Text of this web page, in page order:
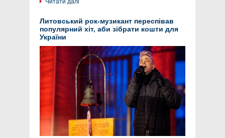
Читати далі
Литовський рок-музикант переспівав
популярний хіт, аби зібрати кошти для
України